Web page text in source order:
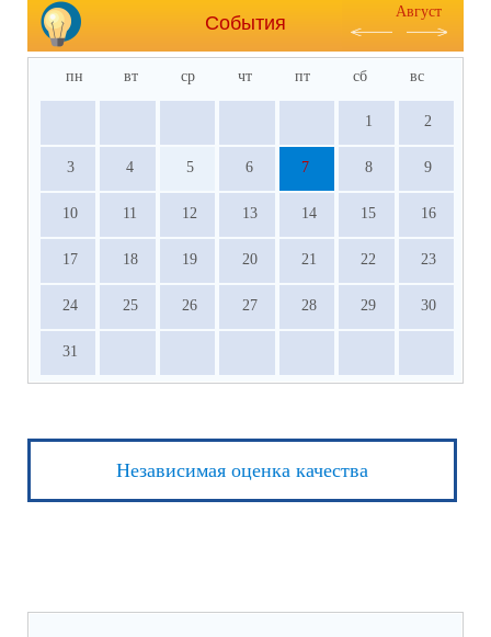
События
Август
пн вт ср чт пт сб вс
1 2
3 4 5 6 7 8 9
10 11 12 13 14 15 16
17 18 19 20 21 22 23
24 25 26 27 28 29 30
31
Независимая оценка качества